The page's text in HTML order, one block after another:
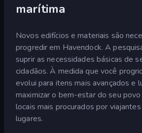
marítima
Novos edifícios e materiais são
progredir em Havendock. A
suprir as necessidades básicas de
cidadãos. À medida que você
evolui para itens mais avançados e
maximizar o bem-estar do seu
locais mais procurados por
lugares.